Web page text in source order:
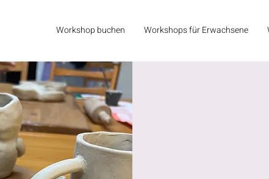
Workshop buchen Workshops für Erwachsene